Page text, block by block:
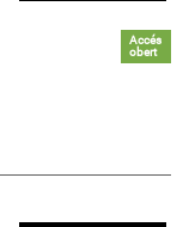
Accés
obert